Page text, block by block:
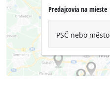
Predajcovia na mieste
PSČ nebo město